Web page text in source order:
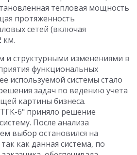
тепловая мощность
протяженность
сетей (включая
км.
и структурными изменениями в
функциональных
используемой системы стало
задач по ведению учета
картины бизнеса.
6" приняло решение
После анализа
выбор остановился на
как данная система, по